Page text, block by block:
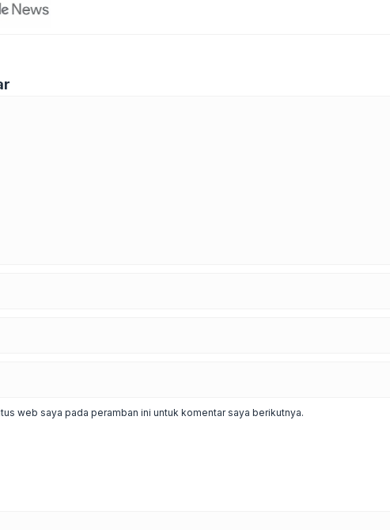
web saya pada peramban ini untuk komentar saya berikutnya.